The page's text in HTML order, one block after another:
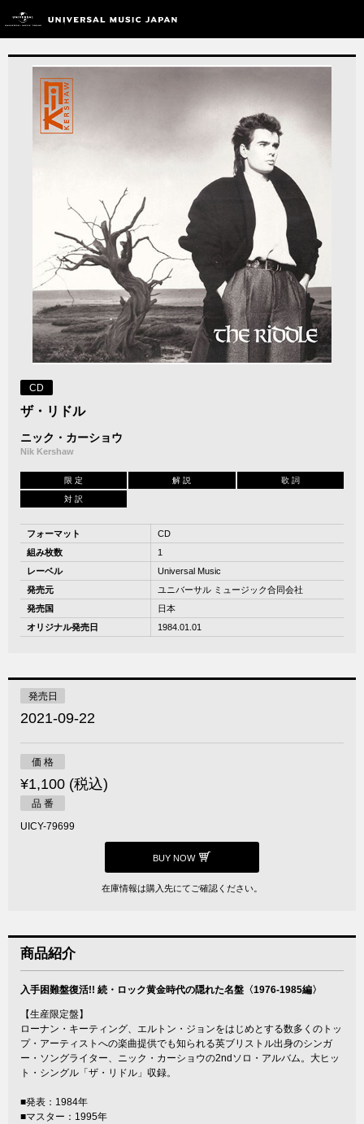
CD
ザ・リドル
ニック・カーショウ
Nik Kershaw
限 定 解 説 歌 詞
対 訳
フォーマット
CD
組み枚数
1
レーベル
Universal Music
発売元
ユニバーサル ミュージック合同会社
発売国
日本
オリジナル発売日
1984.01.01
発売日
2021-09-22
価 格
¥1,100 (税込)
品 番
UICY-79699
BUY NOW
在庫情報は購入先にてご確認ください。
商品紹介
入手困難盤復活!! 続・ロック黄金時代の隠れた名盤〈1976-1985編〉
【生産限定盤】
ローナン・キーティング、エルトン・ジョンをはじめとする数多くのトッ
プ・アーティストへの楽曲提供でも知られる英ブリストル出身のシンガ
ー・ソングライター、ニック・カーショウの2ndソロ・アルバム。大ヒッ
ト・シングル「ザ・リドル」収録。
■発表：1984年
■マスター：1995年